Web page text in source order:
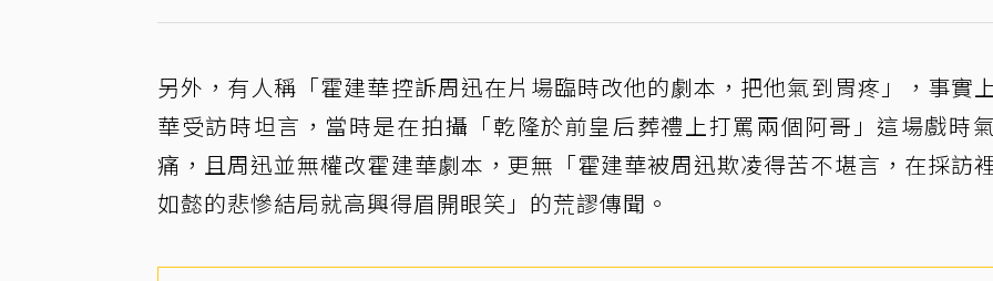
另外，有人稱「霍建華控訴周迅在片場臨時改他的劇本，把他氣到胃疼」，事實
華受訪時坦言，當時是在拍攝「乾隆於前皇后葬禮上打罵兩個阿哥」這場戲時
痛，且周迅並無權改霍建華劇本，更無「霍建華被周迅欺凌得苦不堪言，在採訪
如懿的悲慘結局就高興得眉開眼笑」的荒謬傳聞。